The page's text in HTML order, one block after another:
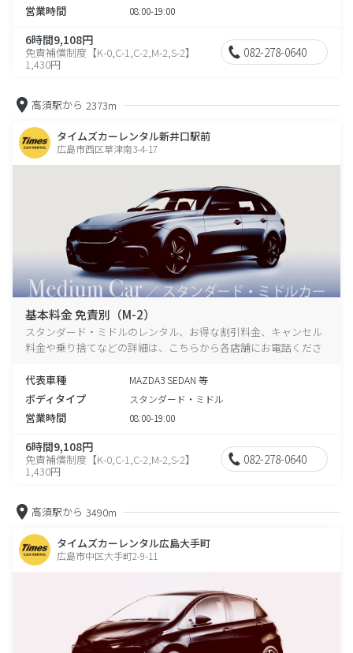
営業時間 08:00-19:00
6時間9,108円
免責補償制度【K-0,C-1,C-2,M-2,S-2】
1,430円
082-278-0640
高須駅から 2373m
タイムズカーレンタル新井口駅前
広島市西区草津南3-4-17
基本料金 免責別（M-2）
スタンダード・ミドルのレンタル、お得な割引料金、キャンセル
料金や乗り捨てなどの詳細は、こちらから各店舗にお電話くださ
代表車種
MAZDA3 SEDAN 等
ボディタイプ スタンダード・ミドル
営業時間 08:00-19:00
6時間9,108円
免責補償制度【K-0,C-1,C-2,M-2,S-2】
1,430円
082-278-0640
高須駅から 3490m
タイムズカーレンタル広島大手町
広島市中区大手町2-9-11